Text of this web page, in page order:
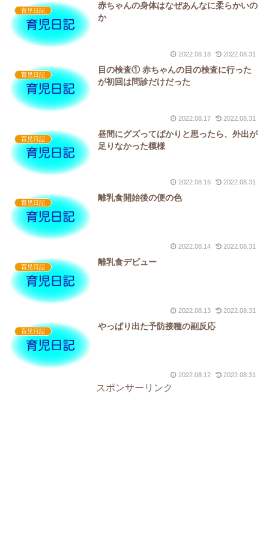
育児日記
赤ちゃんの身体はなぜあんなに柔らかいの
か
2022.08.18 2022.08.31
育児日記
目の検査① 赤ちゃんの目の検査に行った
が初回は問診だけだった
2022.08.17 2022.08.31
育児日記
昼間にグズってばかりと思ったら、外出が
足りなかった模様
2022.08.16 2022.08.31
育児日記
離乳食開始後の便の色
2022.08.14 2022.08.31
育児日記
離乳食デビュー
2022.08.13 2022.08.31
育児日記
やっぱり出た予防接種の副反応
2022.08.12 2022.08.31
スポンサーリンク